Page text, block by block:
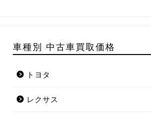
車種別 中古車買取価格
トヨタ
レクサス